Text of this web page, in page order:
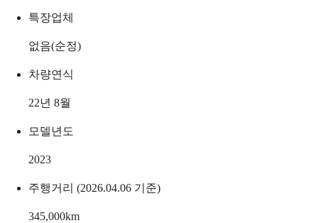
특장업체
없음(순정)
차량연식
22년 8월
모델년도
2023
주행거리 (2026.04.06 기준)
345,000km